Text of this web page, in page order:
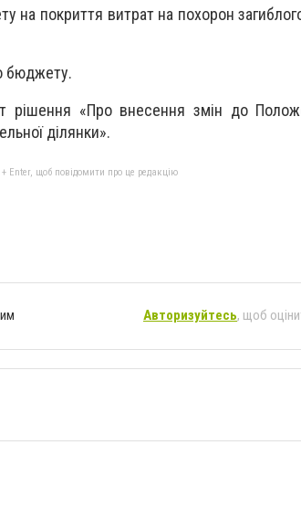
на покриття витрат на похорон
бюджету.
рішення «Про внесення змін до
ділянки».
Enter, щоб повідомити про це редакцію
Авторизуйтесь, щоб